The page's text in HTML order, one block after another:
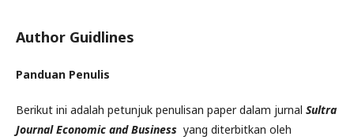
Author Guidlines
Panduan Penulis
Berikut ini adalah petunjuk penulisan paper dalam jurnal Sultra
Journal Economic and Business yang diterbitkan oleh